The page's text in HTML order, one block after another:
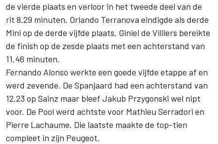
de vierde plaats en verloor in het tweede deel van de
rit 8.29 minuten. Orlando Terranova eindigde als derde
Mini op de derde vijfde plaats. Giniel de Villiers bereikte
de finish op de zesde plaats met een achterstand van
11.46 minuten.
Fernando Alonso werkte een goede vijfde etappe af en
werd zevende. De Spanjaard had een achterstand van
12.23 op Sainz maar bleef Jakub Przygonski wel nipt
voor. De Pool werd achtste voor Mathieu Serradori en
Pierre Lachaume. Die laatste maakte de top-tien
compleet in zijn Peugeot.